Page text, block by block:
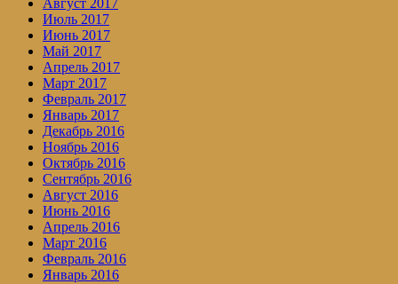
Август 2017
Июль 2017
Июнь 2017
Май 2017
Апрель 2017
Март 2017
Февраль 2017
Январь 2017
Декабрь 2016
Ноябрь 2016
Октябрь 2016
Сентябрь 2016
Август 2016
Июнь 2016
Апрель 2016
Март 2016
Февраль 2016
Январь 2016